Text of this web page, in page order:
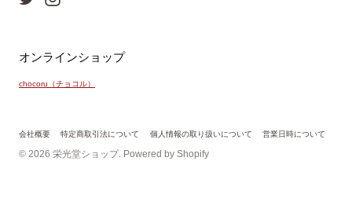
オンラインショップ
chocoru（チョコル）
会社概要 特定商取引法について 個人情報の取り扱いについて 営業日時について
© 2026 栄光堂ショップ. Powered by Shopify